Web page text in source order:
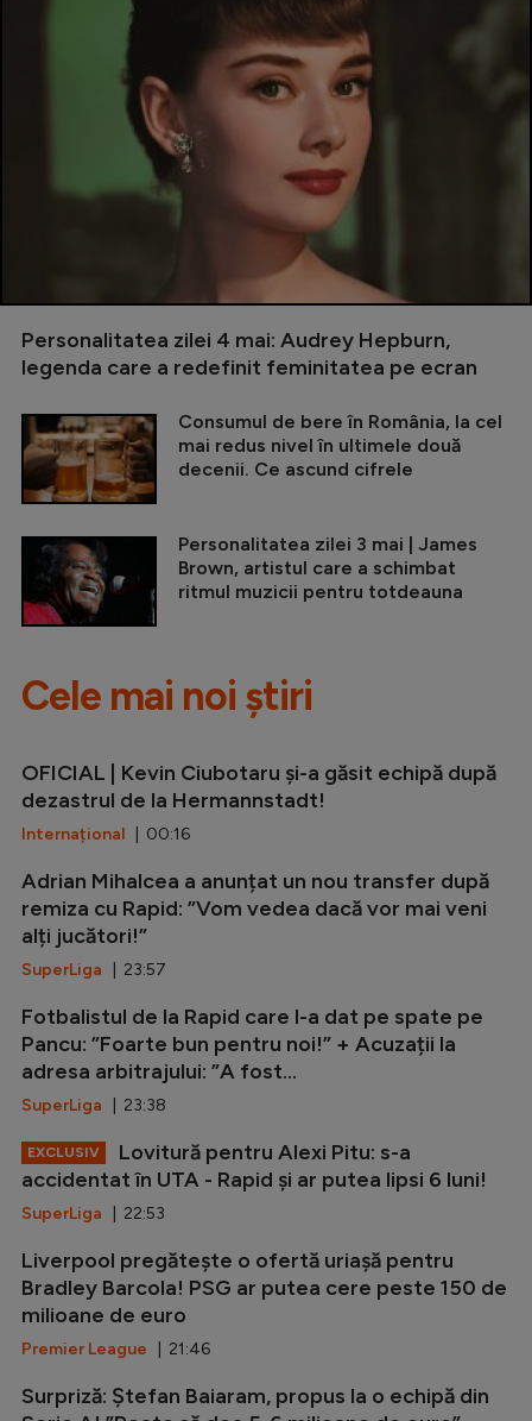
Personalitatea zilei 4 mai: Audrey Hepburn,
legenda care a redefinit feminitatea pe ecran
Consumul de bere în România, la cel
mai redus nivel în ultimele două
decenii. Ce ascund cifrele
Personalitatea zilei 3 mai | James
Brown, artistul care a schimbat
ritmul muzicii pentru totdeauna
Cele mai noi știri
OFICIAL | Kevin Ciubotaru și-a găsit echipă după
dezastrul de la Hermannstadt!
Internațional | 00:16
Adrian Mihalcea a anunțat un nou transfer după
remiza cu Rapid: ”Vom vedea dacă vor mai veni
alți jucători!”
SuperLiga | 23:57
Fotbalistul de la Rapid care l-a dat pe spate pe
Pancu: ”Foarte bun pentru noi!” + Acuzații la
adresa arbitrajului: ”A fost...
SuperLiga | 23:38
EXCLUSIV
Lovitură pentru Alexi Pitu: s-a
accidentat în UTA - Rapid și ar putea lipsi 6 luni!
SuperLiga | 22:53
Liverpool pregătește o ofertă uriașă pentru
Bradley Barcola! PSG ar putea cere peste 150 de
milioane de euro
Premier League | 21:46
Surpriză: Ștefan Baiaram, propus la o echipă din